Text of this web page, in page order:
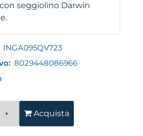
seggiolino Darwin
INGA095QV723
8029448086966
Acquista